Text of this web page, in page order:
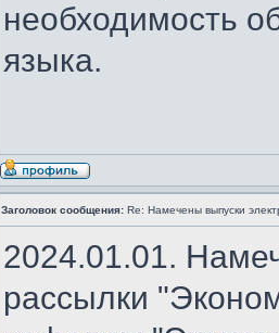
необходимость
языка.
Заголовок сообщения: Re: Намечены выпуски
2024.01.01.
рассылки